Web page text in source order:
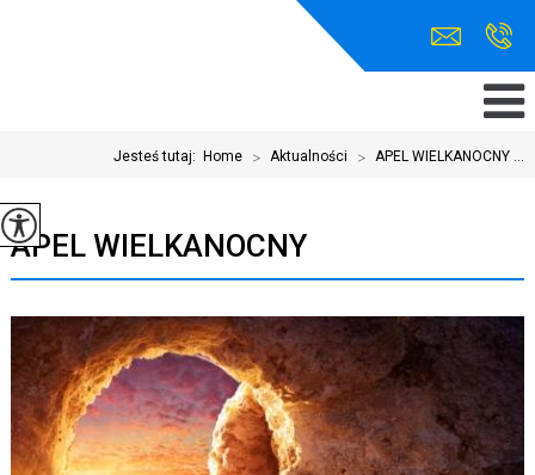
Jesteś tutaj: Home > Aktualności > APEL WIELKANOCNY ...
APEL WIELKANOCNY